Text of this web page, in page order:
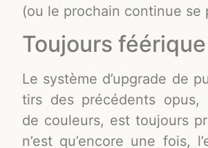
(ou le prochain continue se
Toujours féérique
Le système d’upgrade de
tirs des précédents opus,
de couleurs, est toujours
n’est qu’encore une fois,